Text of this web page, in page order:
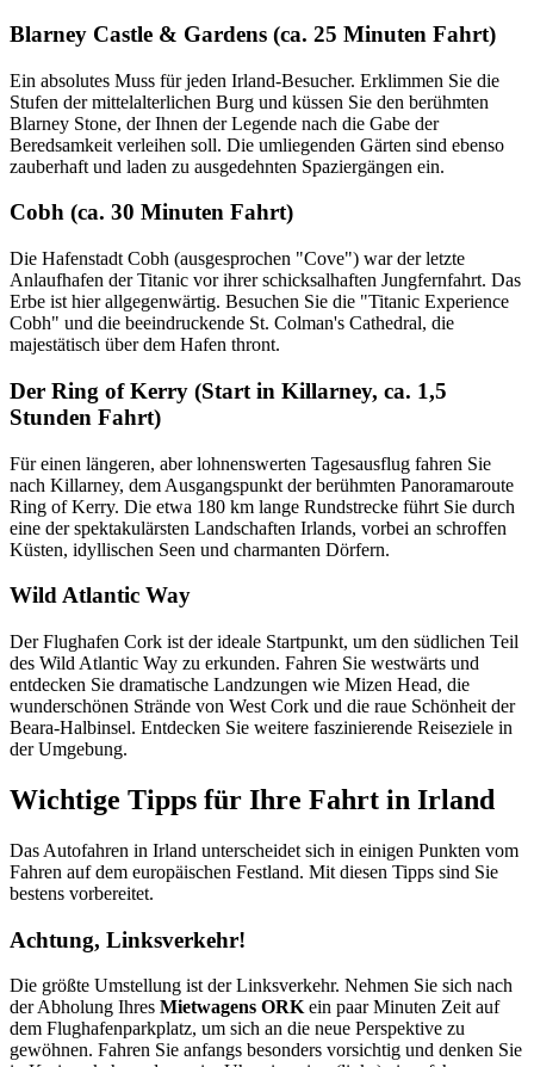
Blarney Castle & Gardens (ca. 25 Minuten Fahrt)
Ein absolutes Muss für jeden Irland-Besucher. Erklimmen Sie die
Stufen der mittelalterlichen Burg und küssen Sie den berühmten
Blarney Stone, der Ihnen der Legende nach die Gabe der
Beredsamkeit verleihen soll. Die umliegenden Gärten sind ebenso
zauberhaft und laden zu ausgedehnten Spaziergängen ein.
Cobh (ca. 30 Minuten Fahrt)
Die Hafenstadt Cobh (ausgesprochen "Cove") war der letzte
Anlaufhafen der Titanic vor ihrer schicksalhaften Jungfernfahrt. Das
Erbe ist hier allgegenwärtig. Besuchen Sie die "Titanic Experience
Cobh" und die beeindruckende St. Colman's Cathedral, die
majestätisch über dem Hafen thront.
Der Ring of Kerry (Start in Killarney, ca. 1,5
Stunden Fahrt)
Für einen längeren, aber lohnenswerten Tagesausflug fahren Sie
nach Killarney, dem Ausgangspunkt der berühmten Panoramaroute
Ring of Kerry. Die etwa 180 km lange Rundstrecke führt Sie durch
eine der spektakulärsten Landschaften Irlands, vorbei an schroffen
Küsten, idyllischen Seen und charmanten Dörfern.
Wild Atlantic Way
Der Flughafen Cork ist der ideale Startpunkt, um den südlichen Teil
des Wild Atlantic Way zu erkunden. Fahren Sie westwärts und
entdecken Sie dramatische Landzungen wie Mizen Head, die
wunderschönen Strände von West Cork und die raue Schönheit der
Beara-Halbinsel. Entdecken Sie weitere faszinierende Reiseziele in
der Umgebung.
Wichtige Tipps für Ihre Fahrt in Irland
Das Autofahren in Irland unterscheidet sich in einigen Punkten vom
Fahren auf dem europäischen Festland. Mit diesen Tipps sind Sie
bestens vorbereitet.
Achtung, Linksverkehr!
Die größte Umstellung ist der Linksverkehr. Nehmen Sie sich nach
der Abholung Ihres Mietwagens ORK ein paar Minuten Zeit auf
dem Flughafenparkplatz, um sich an die neue Perspektive zu
gewöhnen. Fahren Sie anfangs besonders vorsichtig und denken Sie